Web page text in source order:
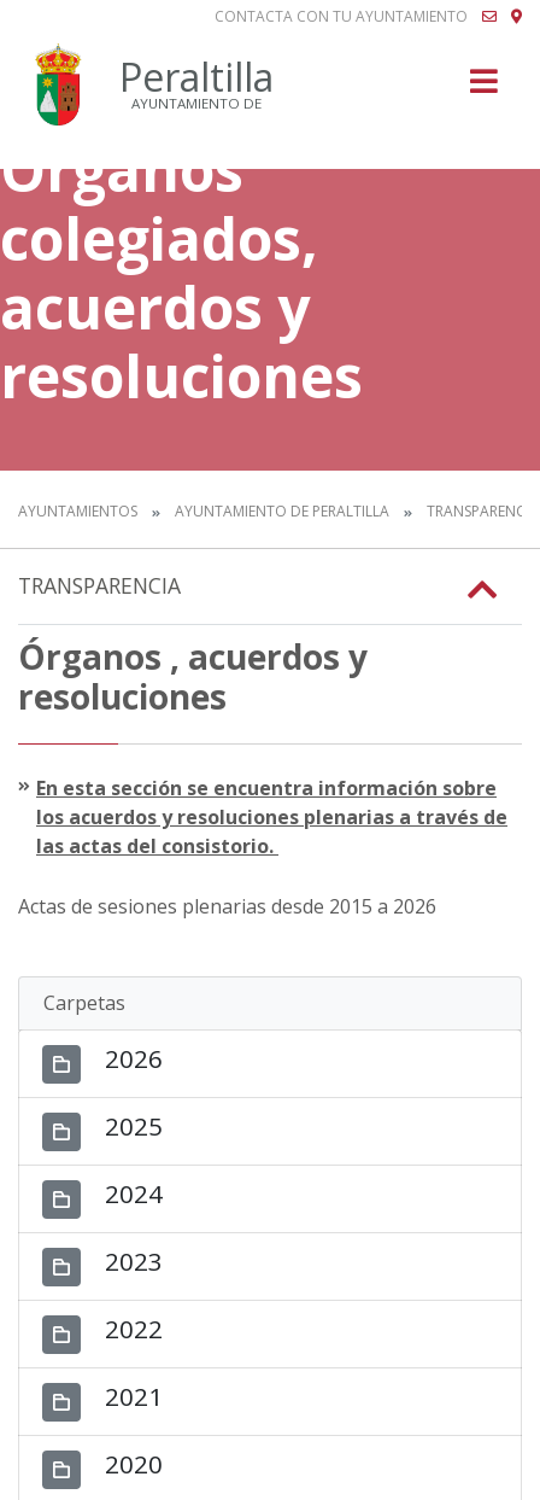
CONTACTA CON TU AYUNTAMIENTO
Peraltilla
AYUNTAMIENTO DE
Órganos
colegiados,
acuerdos y
resoluciones
AYUNTAMIENTOS AYUNTAMIENTO DE PERALTILLA TRANSPARENCIA
TRANSPARENCIA
Órganos , acuerdos y
resoluciones
En esta sección se encuentra información sobre
los acuerdos y resoluciones plenarias a través de
las actas del consistorio.
Actas de sesiones plenarias desde 2015 a 2026
Carpetas
2026
2025
2024
2023
2022
2021
2020